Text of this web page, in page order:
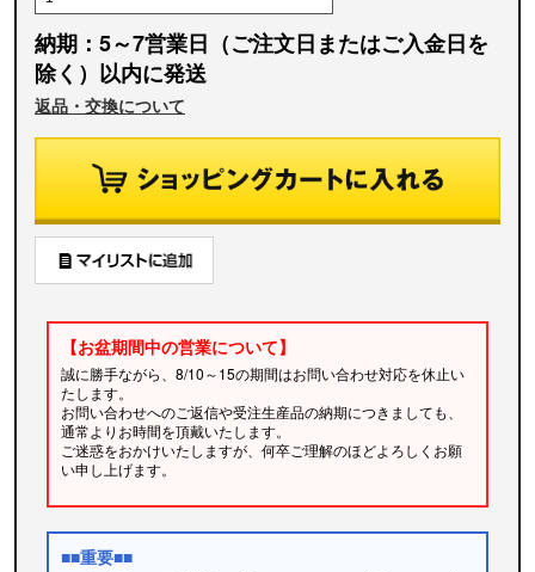
納期：5～7営業日（ご注文日またはご入金日を
除く）以内に発送
返品・交換について
【お盆期間中の営業について】
誠に勝手ながら、8/10～15の期間はお問い合わせ対応を休止い
たします。
お問い合わせへのご返信や受注生産品の納期につきましても、
通常よりお時間を頂戴いたします。
ご迷惑をおかけいたしますが、何卒ご理解のほどよろしくお願
い申し上げます。
■■重要■■